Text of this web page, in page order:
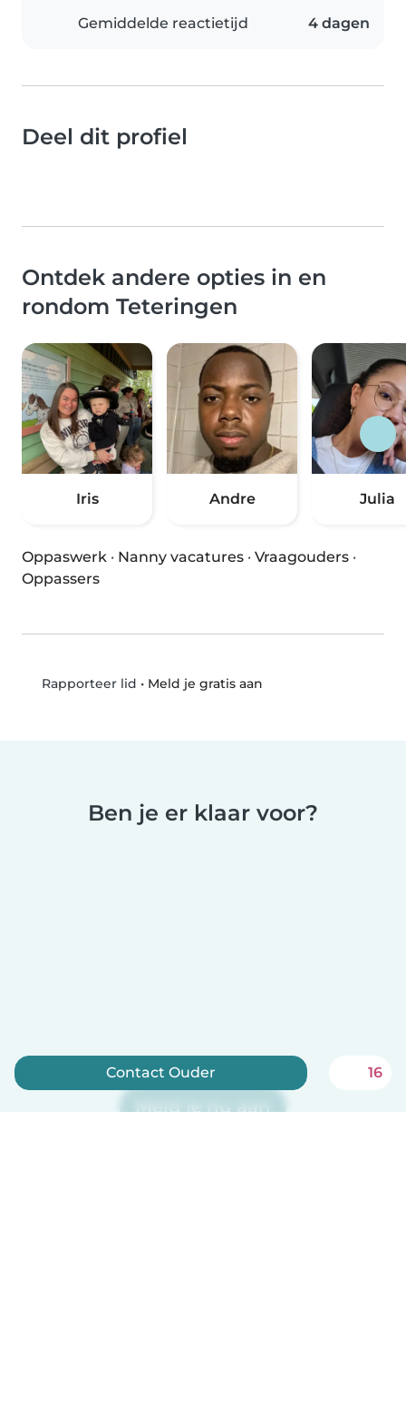
Gemiddelde reactietijd 4 dagen
Deel dit profiel
Ontdek andere opties in en
rondom Teteringen
Iris Andre Julia
Oppaswerk · Nanny vacatures · Vraagouders ·
Oppassers
Rapporteer lid • Meld je gratis aan
Ben je er klaar voor?
Meld je nu aan
Contact Ouder 16